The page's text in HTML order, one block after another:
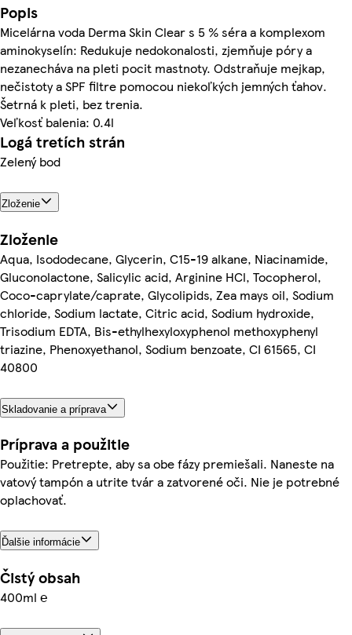
Popis
Micelárna voda Derma Skin Clear s 5 % séra a komplexom
aminokyselín: Redukuje nedokonalosti, zjemňuje póry a
nezanecháva na pleti pocit mastnoty. Odstraňuje mejkap,
nečistoty a SPF filtre pomocou niekoľkých jemných ťahov.
Šetrná k pleti, bez trenia.
Veľkosť balenia: 0.4l
Logá tretích strán
Zelený bod
Zloženie
Zloženie
Aqua, Isododecane, Glycerin, C15-19 alkane, Niacinamide,
Gluconolactone, Salicylic acid, Arginine HCl, Tocopherol,
Coco-caprylate/caprate, Glycolipids, Zea mays oil, Sodium
chloride, Sodium lactate, Citric acid, Sodium hydroxide,
Trisodium EDTA, Bis-ethylhexyloxyphenol methoxyphenyl
triazine, Phenoxyethanol, Sodium benzoate, CI 61565, CI
40800
Skladovanie a príprava
Príprava a použitie
Použitie: Pretrepte, aby sa obe fázy premiešali. Naneste na
vatový tampón a utrite tvár a zatvorené oči. Nie je potrebné
oplachovať.
Ďalšie informácie
Čistý obsah
400ml ℮